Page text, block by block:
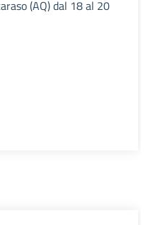
(AQ) dal 18 al 20